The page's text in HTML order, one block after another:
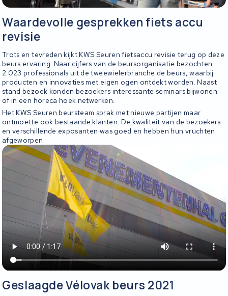
Waardevolle gesprekken fiets accu
revisie
Trots en tevreden kijkt KWS Seuren fietsaccu revisie terug op deze
beurs ervaring. Naar cijfers van de beursorganisatie bezochten
2.023 professionals uit de tweewielerbranche de beurs, waarbij
producten en innovaties met eigen ogen ontdekt worden. Naast
stand bezoek konden bezoekers interessante seminars bijwonen
of in een horeca hoek netwerken.
Het KWS Seuren beursteam sprak met nieuwe partijen maar
ontmoette ook bestaande klanten. De kwaliteit van de bezoekers
en verschillende exposanten was goed en hebben hun vruchten
afgeworpen.
Geslaagde Vélovak beurs 2021